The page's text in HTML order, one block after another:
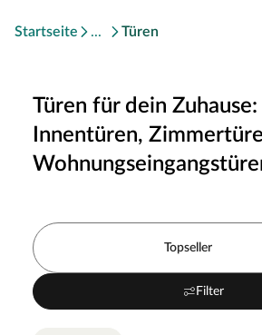
Startseite Türen
Türen für dein
Innentüren,
Topseller
Filter